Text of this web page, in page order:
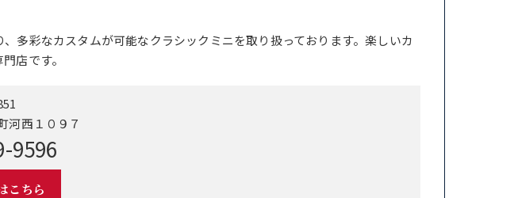
多彩なカスタムが可能なクラシックミニを取り扱っております。楽しいカ
店です。
河西１０９７
9596
こちら